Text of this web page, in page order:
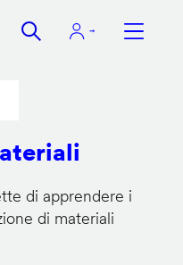
di apprendere i
di materiali